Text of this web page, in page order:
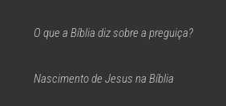
O que a Bíblia diz sobre a preguiça?
Nascimento de Jesus na Bíblia